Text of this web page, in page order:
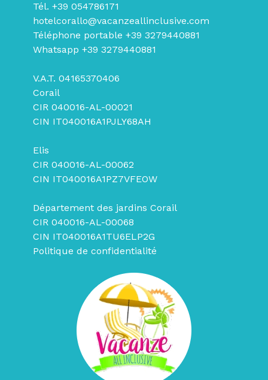
Tél. +39 054786171
hotelcorallo@vacanzeallinclusive.com
Téléphone portable +39 3279440881
Whatsapp +39 3279440881
V.A.T. 04165370406
Corail
CIR 040016-AL-00021
CIN IT040016A1PJLY68AH
Elis
CIR 040016-AL-00062
CIN IT040016A1PZ7VFEOW
Département des jardins Corail
CIR 040016-AL-00068
CIN IT040016A1TU6ELP2G
Politique de confidentialité